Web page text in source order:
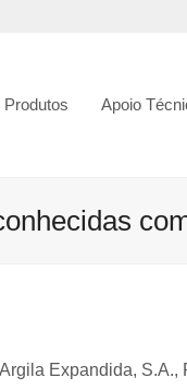
Produtos Apoio
Expandida, S.A.,